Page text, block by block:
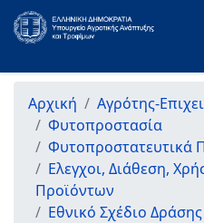
Αρχική Αγρότης-
Φυτοπροστασία
Φυτοπροστατευτικά
Ελεγχοι, Διάθεση,
Προϊόντων
Εθνικό Σχέδιο Δράσης